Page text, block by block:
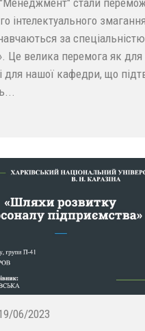
"Менеджмент" стали
інтелектуального
за
Це велика перемога як
для нашої кафедри, що
06/2023